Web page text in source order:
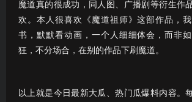
魔道真的很成功，同人图、广播剧等衍生作
欢。本人很喜欢《魔道祖师》这部作品，
书，默默看动画，一个人细细体会，而非
狂，不分场合，在别的作品下刷魔道。
以上就是今日最新大瓜、热门瓜爆料内容。